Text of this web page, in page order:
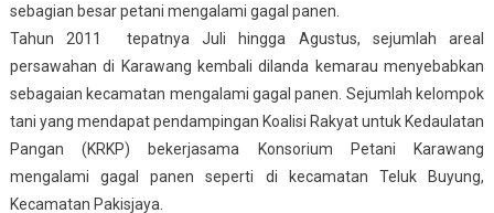
sebagian besar petani mengalami gagal panen.
Tahun 2011 tepatnya Juli hingga Agustus, sejumlah areal
persawahan di Karawang kembali dilanda kemarau menyebabkan
sebagaian kecamatan mengalami gagal panen. Sejumlah kelompok
tani yang mendapat pendampingan Koalisi Rakyat untuk Kedaulatan
Pangan (KRKP) bekerjasama Konsorium Petani Karawang
mengalami gagal panen seperti di kecamatan Teluk Buyung,
Kecamatan Pakisjaya.